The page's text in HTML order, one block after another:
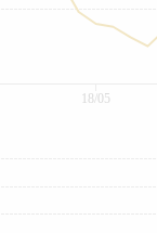
18/05